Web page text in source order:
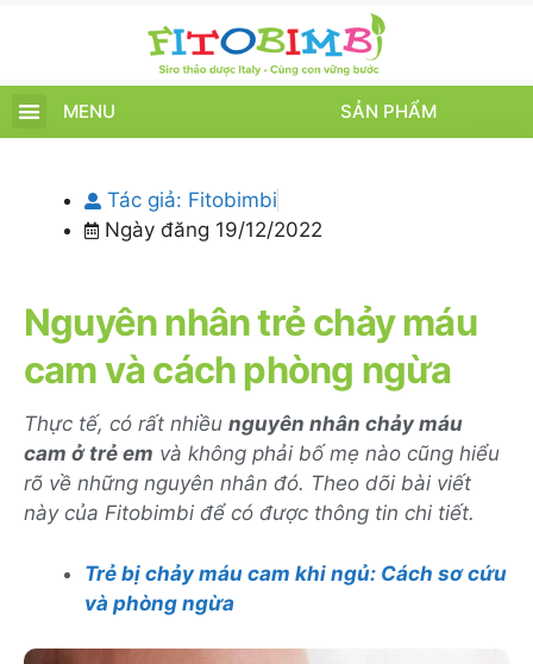
MENU SẢN PHẨM
Tác giả: Fitobimbi
Ngày đăng 19/12/2022
Nguyên nhân trẻ chảy máu
cam và cách phòng ngừa
Thực tế, có rất nhiều nguyên nhân chảy máu
cam ở trẻ em và không phải bố mẹ nào cũng hiểu
rõ về những nguyên nhân đó. Theo dõi bài viết
này của Fitobimbi để có được thông tin chi tiết.
Trẻ bị chảy máu cam khi ngủ: Cách sơ cứu
và phòng ngừa